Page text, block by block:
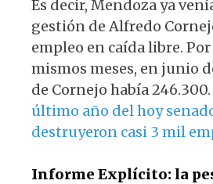
Es decir, Mendoza ya
gestión de Alfredo
empleo en caída libre.
mismos meses, en junio
de Cornejo había 246.300.
último año del hoy
destruyeron casi 3 mil
Informe Explícito: la